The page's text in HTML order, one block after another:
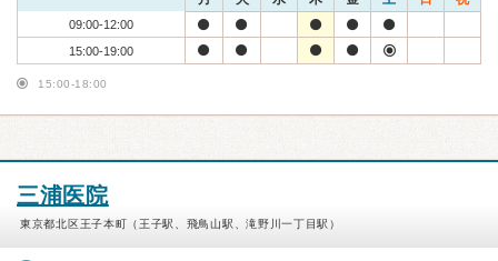
09:00-12:00
15:00-19:00
15:00-18:00
三浦医院
東京都北区王子本町（王子駅、飛鳥山駅、滝野川一丁目駅）